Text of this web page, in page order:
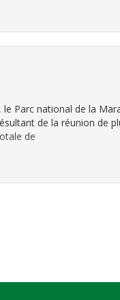
Parc national de la
de la réunion de
de